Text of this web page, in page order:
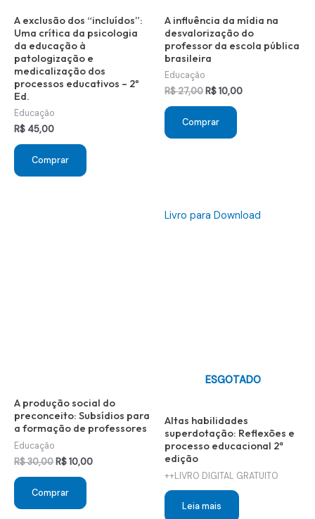
A exclusão dos “incluídos”:
Uma crítica da psicologia
da educação à
patologização e
medicalização dos
processos educativos – 2º
Ed.
Educação
R$ 45,00
Comprar
A influência da mídia na
desvalorização do
professor da escola pública
brasileira
Educação
R$27,00O
original
era:
R$ 27,00.
R$10,00O
Comprar
A produção social do
preconceito: Subsídios para
a formação de professores
Educação
R$30,00O
original
era:
R$ 30,00.
R$10,00O
Comprar
Livro para Download
ESGOTADO
Altas habilidades
superdotação: Reflexões e
processo educacional 2ª
edição
++LIVRO DIGITAL GRATUITO
Leia mais